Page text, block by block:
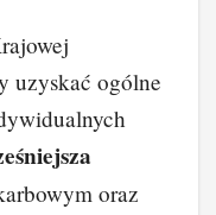
uzyskać ogólne
oraz